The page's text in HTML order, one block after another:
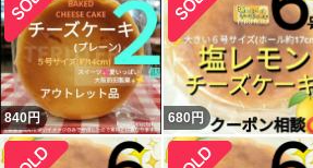
840円 680 円